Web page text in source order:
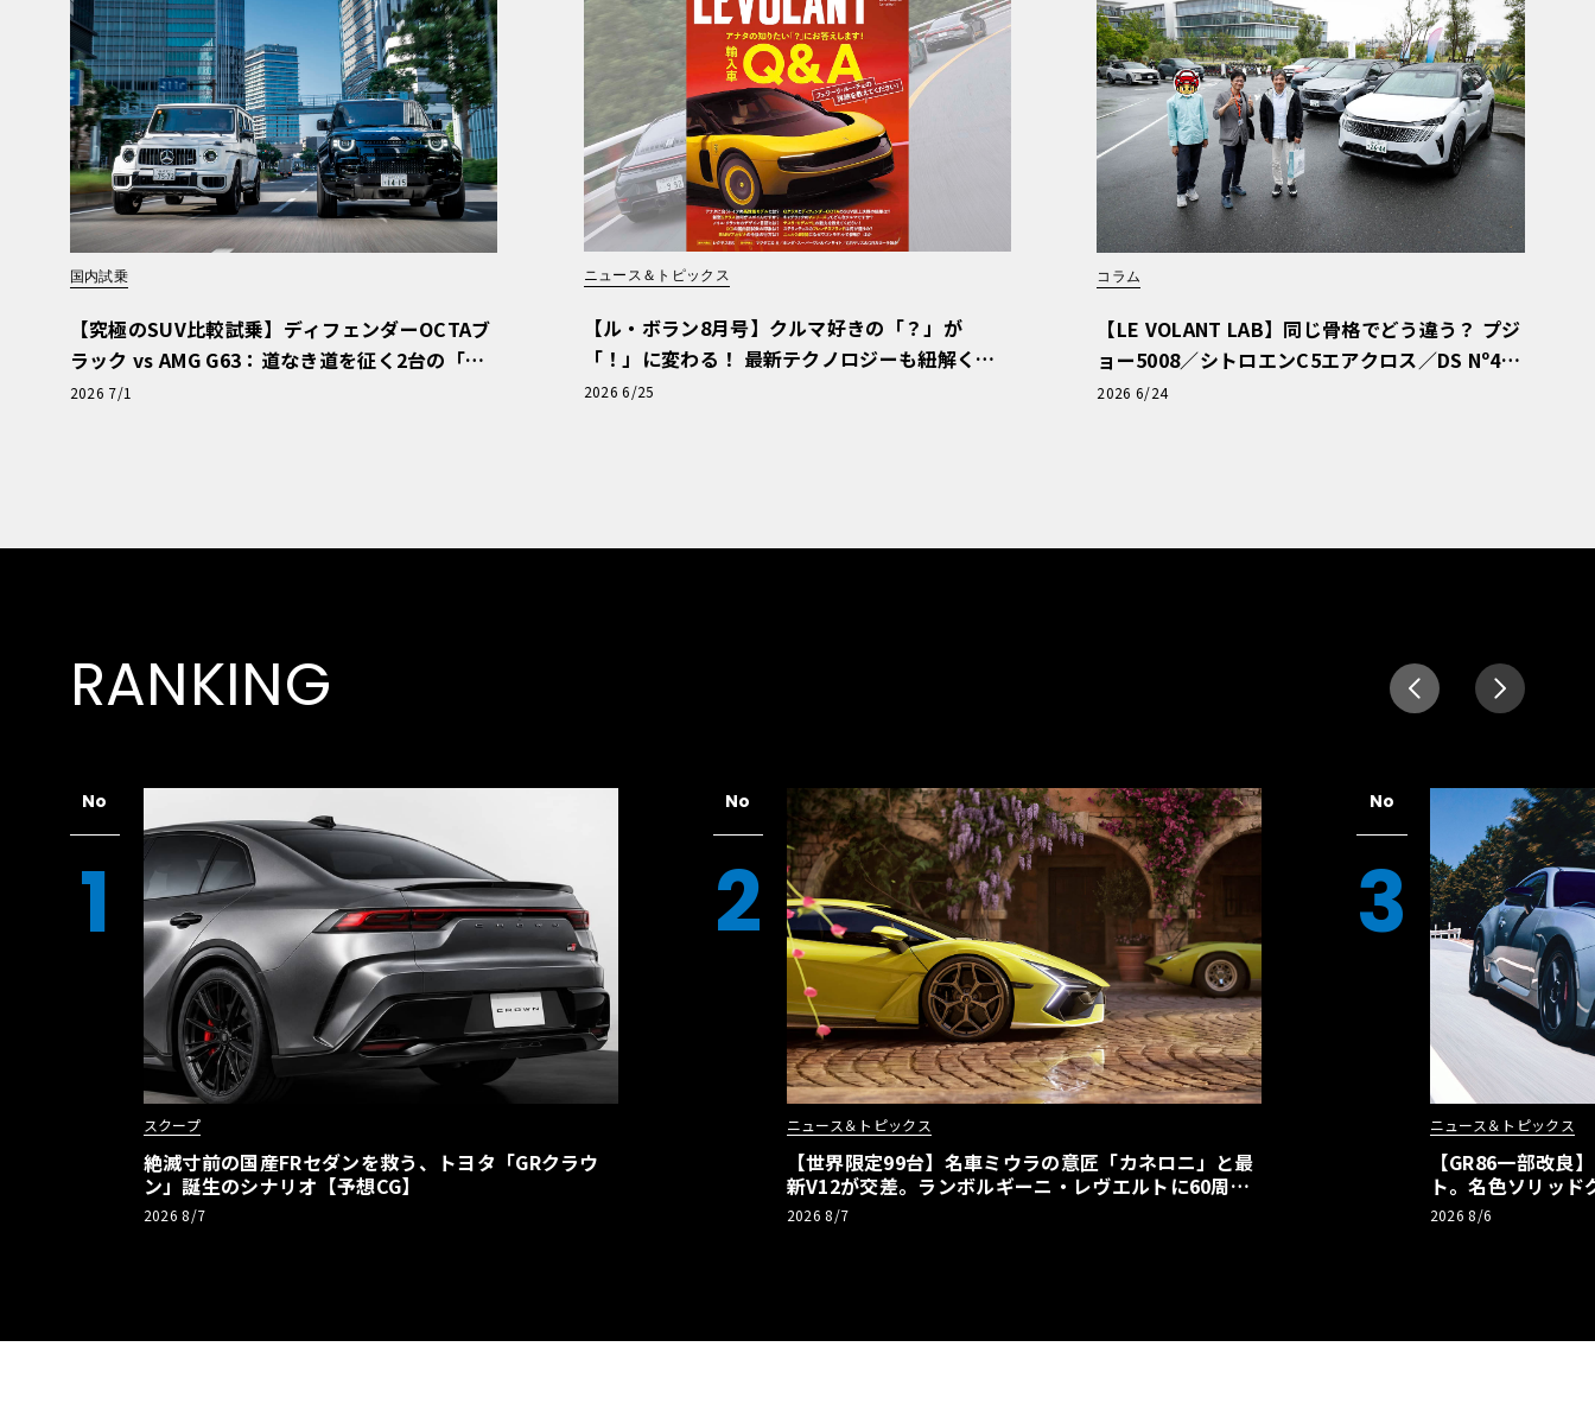
国内試乗
【究極のSUV比較試乗】ディフェンダーOCTAブ
ラック vs AMG G63：道なき道を征く2台の「対
極的アプローチ」
2026 7/1
ニュース＆トピックス
【ル・ボラン8月号】クルマ好きの「？」が
「！」に変わる！ 最新テクノロジーも紐解く
「輸入車Q&A」
2026 6/25
コラム
【LE VOLANT LAB】同じ骨格でどう違う？ プジ
ョー5008／シトロエンC5エアクロス／DS Nº4
読者一気乗りレポート
2026 6/24
RANKING
No
1
スクープ
絶滅寸前の国産FRセダンを救う、トヨタ「GRクラウ
ン」誕生のシナリオ【予想CG】
2026 8/7
No
2
ニュース＆トピックス
【世界限定99台】名車ミウラの意匠「カネロニ」と最
新V12が交差。ランボルギーニ・レヴエルトに60周年
記念車が登場
2026 8/7
No
3
ニュース＆トピックス
【GR86一部改良
ト。名色ソリッ
極みへ
2026 8/6